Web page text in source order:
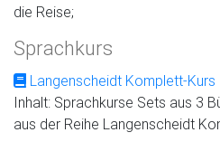
die Reise;
Sprachkurs
Langenscheidt Komplett-Kurs
Inhalt: Sprachkurse Sets aus 3
aus der Reihe Langenscheidt